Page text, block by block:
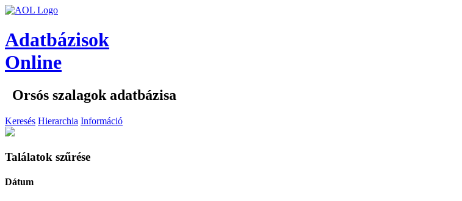
Adatbázisok
Online
Orsós szalagok adatbázisa
Keresés Hierarchia Információ
Találatok szűrése
Dátum